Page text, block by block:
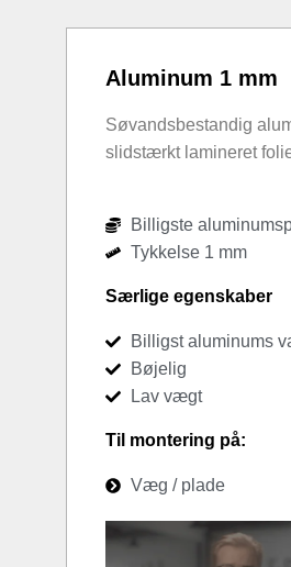
Aluminum 1 mm
Søvandsbestandig
slidstærkt lamineret
Billigste
Tykkelse 1 mm
Særlige egenskaber
Billigst aluminums
Bøjelig
Lav vægt
Til montering på:
Væg / plade